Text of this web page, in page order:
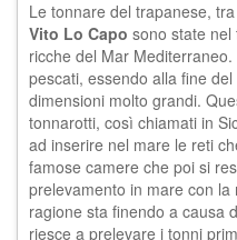
Le tonnare del trapanese,
Vito Lo Capo sono state
ricche del Mar
pescati, essendo alla fine
dimensioni molto grandi.
tonnarotti, così chiamati in
ad inserire nel mare le reti
famose camere che poi si
prelevamento in mare con
ragione sta finendo a causa
riesce a prelevare i tonni